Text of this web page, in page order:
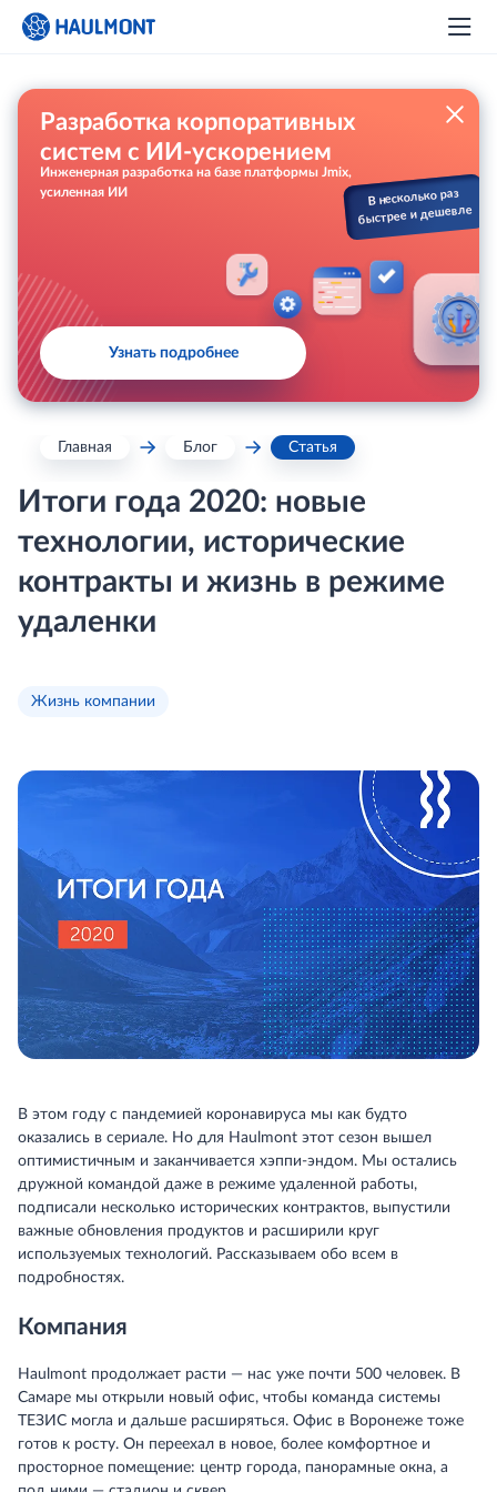
В несколько раз
быстрее и дешевле
Разработка корпоративных
систем с ИИ-ускорением
Инженерная разработка на базе платформы Jmix,
усиленная ИИ
Узнать подробнее
Главная Блог Статья
Итоги года 2020: новые
технологии, исторические
контракты и жизнь в режиме
удаленки
Жизнь компании
В этом году с пандемией коронавируса мы как будто
оказались в сериале. Но для Haulmont этот сезон вышел
оптимистичным и заканчивается хэппи-эндом. Мы остались
дружной командой даже в режиме удаленной работы,
подписали несколько исторических контрактов, выпустили
важные обновления продуктов и расширили круг
используемых технологий. Рассказываем обо всем в
подробностях.
Компания
Haulmont продолжает расти — нас уже почти 500 человек. В
Самаре мы открыли новый офис, чтобы команда системы
ТЕЗИС могла и дальше расширяться. Офис в Воронеже тоже
готов к росту. Он переехал в новое, более комфортное и
просторное помещение: центр города, панорамные окна, а